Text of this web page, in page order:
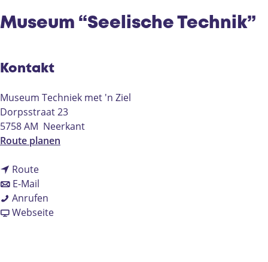
Museum “Seelische Technik”
Kontakt
Museum Techniek met 'n Ziel
Dorpsstraat 23
5758 AM Neerkant
Route planen
Routeb
i
s
M
E-Mail
i
s
Anrufen
u
Webseitea